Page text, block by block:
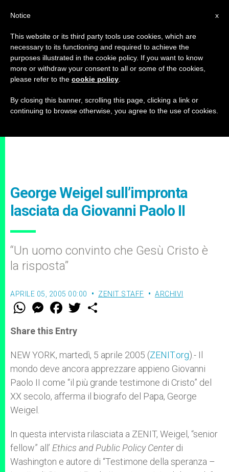
George Weigel sull’impronta
lasciata da Giovanni Paolo II
“Un uomo convinto che Gesù Cristo è
la risposta”
APRILE 05, 2005 00:00 ZENIT STAFF ARCHIVI
W
t
s
p
p
M
e
s
e
g
e
r
F
a
e
b
o
k
w
r
Share this Entry
NEW YORK, martedì, 5 aprile 2005 (ZENIT.org).- Il
mondo deve ancora apprezzare appieno Giovanni
Paolo II come “il più grande testimone di Cristo” del
XX secolo, afferma il biografo del Papa, George
Weigel.
In questa intervista rilasciata a ZENIT, Weigel, “senior
fellow” all’ Ethics and Public Policy Centerdi
Washington e autore di “Testimone della speranza –
x
Notice
This website or its third party tools use cookies, which are
necessary to its functioning and required to achieve the
purposes illustrated in the cookie policy. If you want to know
more or withdraw your consent to all or some of the cookies,
please refer to the cookie policy
By closing this banner, scrolling this page, clicking a link or
continuing to browse otherwise, you agree to the use of cookies.